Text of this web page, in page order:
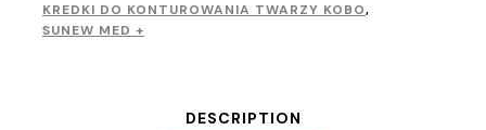
KREDKI DO KONTUROWANIA TWARZY KOBO,
SUNEW MED +
DESCRIPTION